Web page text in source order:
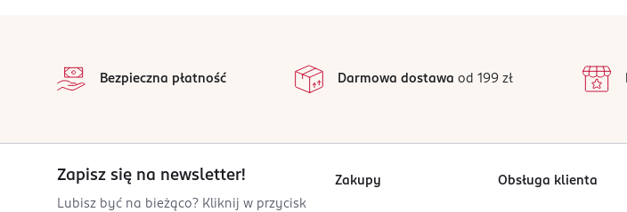
PL-Polska
5 900168 907706
2
1
Bezpieczna płatność Darmowa dostawa od 199 zł
Zapisz się na newsletter!
Lubisz być na bieżąco? Kliknij w przycisk
Zakupy Obsługa klienta